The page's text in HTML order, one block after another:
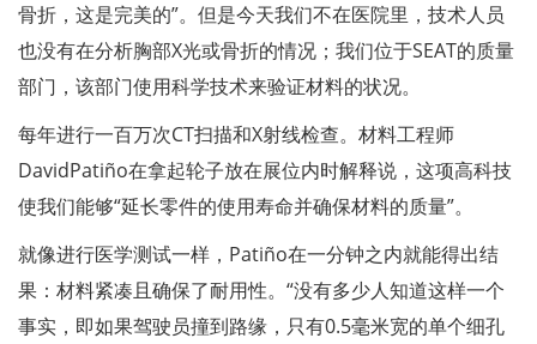
骨折，这是完美的”。但是今天我们不在医院里，技术人员
也没有在分析胸部X光或骨折的情况；我们位于SEAT的质量
部门，该部门使用科学技术来验证材料的状况。
每年进行一百万次CT扫描和X射线检查。材料工程师
DavidPatiño在拿起轮子放在展位内时解释说，这项高科技
使我们能够“延长零件的使用寿命并确保材料的质量”。
就像进行医学测试一样，Patiño在一分钟之内就能得出结
果：材料紧凑且确保了耐用性。“没有多少人知道这样一个
事实，即如果驾驶员撞到路缘，只有0.5毫米宽的单个细孔